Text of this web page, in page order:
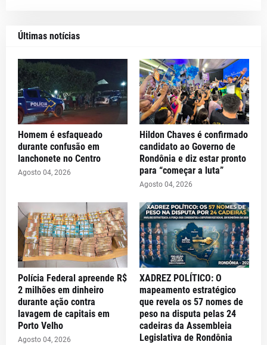
Últimas notícias
Homem é esfaqueado
durante confusão em
lanchonete no Centro
Agosto 04, 2026
Hildon Chaves é confirmado
candidato ao Governo de
Rondônia e diz estar pronto
para “começar a luta”
Agosto 04, 2026
Polícia Federal apreende R$
2 milhões em dinheiro
durante ação contra
lavagem de capitais em
Porto Velho
Agosto 04, 2026
XADREZ POLÍTICO: O
mapeamento estratégico
que revela os 57 nomes de
peso na disputa pelas 24
cadeiras da Assembleia
Legislativa de Rondônia